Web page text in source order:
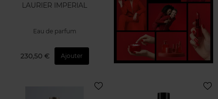
LAURIER IMPERIAL
Eau de parfum
230,50 € Ajouter